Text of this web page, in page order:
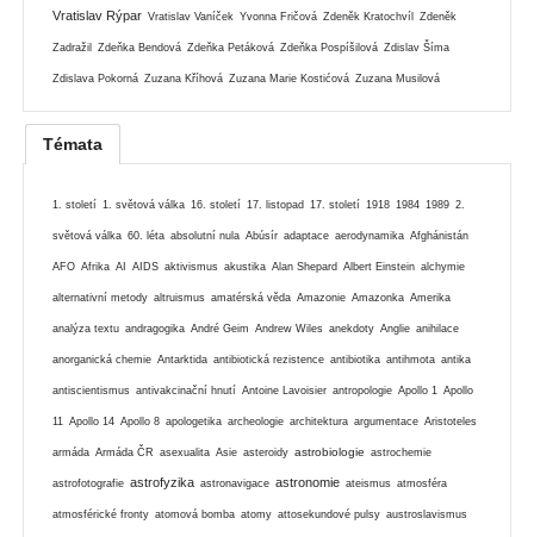
Vratislav Rýpar Vratislav Vaníček Yvonna Fričová Zdeněk Kratochvíl Zdeněk
Zadražil Zdeňka Bendová Zdeňka Petáková Zdeňka Pospíšilová Zdislav Šíma
Zdislava Pokorná Zuzana Kříhová Zuzana Marie Kostićová Zuzana Musilová
Témata
1. století 1. světová válka 16. století 17. listopad 17. století 1918 1984 1989 2.
světová válka 60. léta absolutní nula Abúsír adaptace aerodynamika Afghánistán
AFO Afrika AI AIDS aktivismus akustika Alan Shepard Albert Einstein alchymie
alternativní metody altruismus amatérská věda Amazonie Amazonka Amerika
analýza textu andragogika André Geim Andrew Wiles anekdoty Anglie anihilace
anorganická chemie Antarktida antibiotická rezistence antibiotika antihmota antika
antiscientismus antivakcinační hnutí Antoine Lavoisier antropologie Apollo 1 Apollo
11 Apollo 14 Apollo 8 apologetika archeologie architektura argumentace Aristoteles
armáda Armáda ČR asexualita Asie asteroidy astrobiologie astrochemie
astrofotografie astrofyzika astronavigace astronomie ateismus atmosféra
atmosférické fronty atomová bomba atomy attosekundové pulsy austroslavismus